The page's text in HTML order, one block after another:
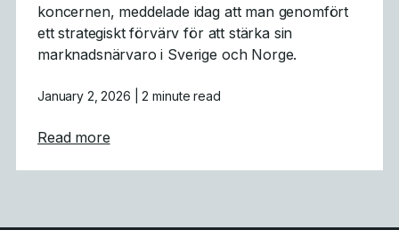
koncernen, meddelade idag att man genomfört
ett strategiskt förvärv för att stärka sin
marknadsnärvaro i Sverige och Norge.
January 2, 2026 | 2 minute read
Read moreabout Mastercam utökar sitt globala